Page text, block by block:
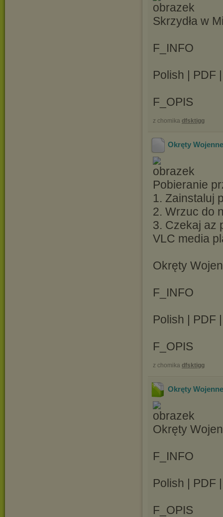
Skrzydła w
F_INFO
Polish | PDF
F_OPIS
z chomika dfsktigg
Okręty
Pobieranie
1. Zainstaluj
2. Wrzuc do
3. Czekaj az
VLC media
Okręty
F_INFO
Polish | PDF
F_OPIS
z chomika dfsktigg
Okręty
Okręty
F_INFO
Polish | PDF
F_OPIS